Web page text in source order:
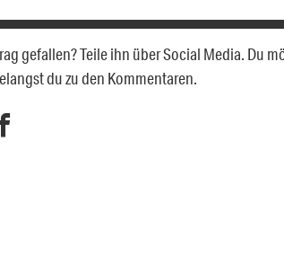
gefallen? Teile ihn über Social Media. Du
du zu den Kommentaren.